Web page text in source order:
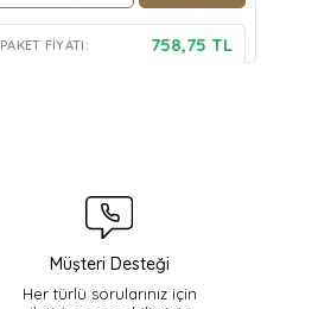
PAKET FIYATI: 758,75 TL
Müşteri Desteği
Her türlü sorularınız için